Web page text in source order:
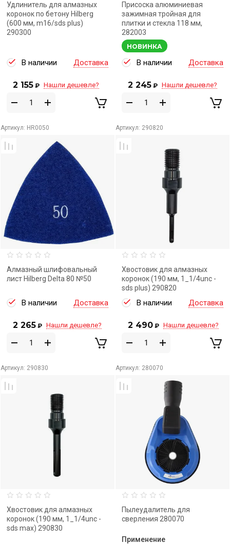
Удлинитель для алмазных
коронок по бетону Hilberg
(600 мм, m16/sds plus)
290300
В наличии Доставка
2 155 ₽ Нашли дешевле?
Присоска алюминиевая
зажимная тройная для
плитки и стекла 118 мм,
282003
НОВИНКА
В наличии Доставка
2 245 ₽ Нашли дешевле?
Артикул: HR0050
Алмазный шлифовальный
лист Hilberg Delta 80 №50
В наличии Доставка
2 265 ₽ Нашли дешевле?
Артикул: 290820
Хвостовик для алмазных
коронок (190 мм, 1_1/4unc -
sds plus) 290820
В наличии Доставка
2 490 ₽ Нашли дешевле?
Артикул: 290830
Хвостовик для алмазных
коронок (190 мм, 1_1/4unc -
sds max) 290830
Артикул: 280070
Пылеудалитель для
сверления 280070
Применение